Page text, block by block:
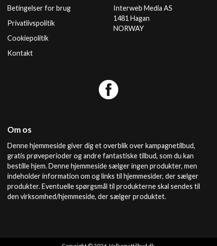
Betingelser for brug
Privatlivspolitik
Cookiepolitik
Kontakt
Interweb Media AS
1481 Hagan
NORWAY
Om os
Denne hjemmeside giver dig et overblik over kampagnetilbud,
gratis prøveperioder og andre fantastiske tilbud, som du kan
bestille hjem. Denne hjemmeside sælger ingen produkter, men
indeholder information om og links til hjemmesider, der sælger
produkter. Eventuelle spørgsmål til produkterne skal sendes til
den virksomhed/hjemmeside, der sælger produktet.